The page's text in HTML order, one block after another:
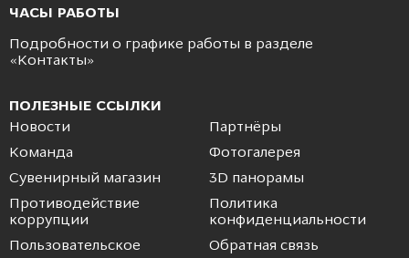
ЧАСЫ РАБОТЫ
Подробности о графике работы в разделе
« Контакты»
ПОЛЕЗНЫЕ ССЫЛКИ
Новости
Партнёры
Команда
Фотогалерея
Сувенирный магазин
3D панорамы
Противодействие
коррупции
Политика
конфиденциальности
Пользовательское
Обратная связь